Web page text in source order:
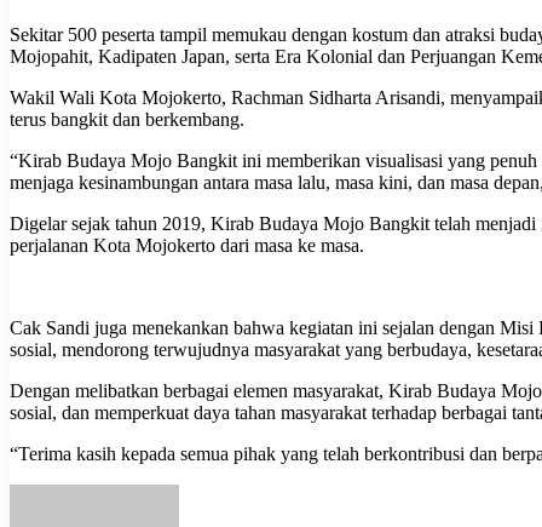
Sekitar 500 peserta tampil memukau dengan kostum dan atraksi
Mojopahit, Kadipaten Japan, serta Era Kolonial dan Perjuangan
Wakil Wali Kota Mojokerto, Rachman Sidharta Arisandi,
terus bangkit dan berkembang.
“Kirab Budaya Mojo Bangkit ini memberikan visualisasi yang penuh
menjaga kesinambungan antara masa lalu, masa kini, dan masa
Digelar sejak tahun 2019, Kirab Budaya Mojo Bangkit telah
perjalanan Kota Mojokerto dari masa ke masa.
Cak Sandi juga menekankan bahwa kegiatan ini sejalan dengan
sosial, mendorong terwujudnya masyarakat yang berbudaya,
Dengan melibatkan berbagai elemen masyarakat, Kirab Budaya
sosial, dan memperkuat daya tahan masyarakat terhadap berbagai
“Terima kasih kepada semua pihak yang telah berkontribusi dan